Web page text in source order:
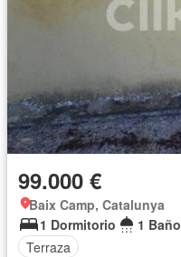
99.000 €
Baix Camp, Catalunya
1 Dormitorio
1 Baño
Terraza